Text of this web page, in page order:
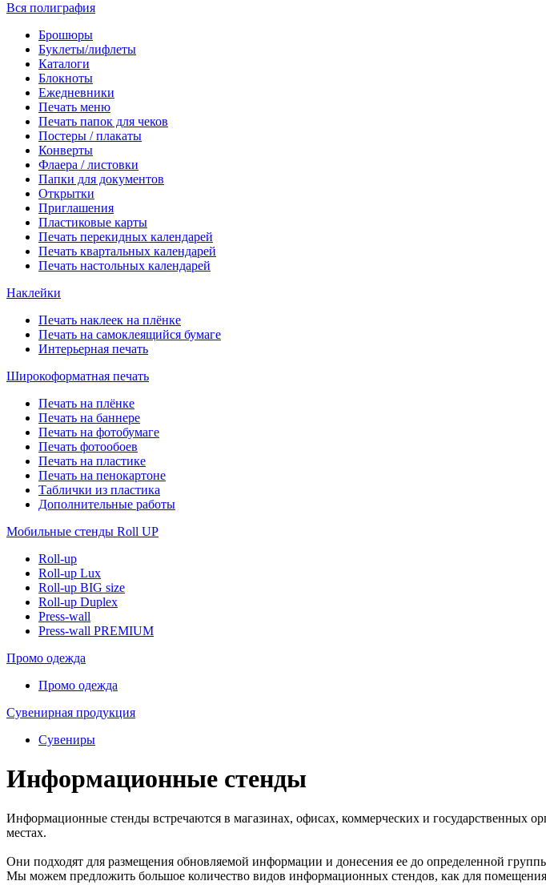
Вся полиграфия
Брошюры
Буклеты/лифлеты
Каталоги
Блокноты
Ежедневники
Печать меню
Печать папок для чеков
Постеры / плакаты
Конверты
Флаера / листовки
Папки для документов
Открытки
Приглашения
Пластиковые карты
Печать перекидных календарей
Печать квартальных календарей
Печать настольных календарей
Наклейки
Печать наклеек на плёнке
Печать на самоклеящийся бумаге
Интерьерная печать
Широкоформатная печать
Печать на плёнке
Печать на баннере
Печать на фотобумаге
Печать фотообоев
Печать на пластике
Печать на пенокартоне
Таблички из пластика
Дополнительные работы
Мобильные стенды Roll UP
Roll-up
Roll-up Lux
Roll-up BIG size
Roll-up Duplex
Press-wall
Press-wall PREMIUM
Промо одежда
Промо одежда
Сувенирная продукция
Сувениры
Информационные стенды
Информационные стенды встречаются в магазинах, офисах, коммерческих и государственных
местах.
Они подходят для размещения обновляемой информации и донесения ее до определенной
Мы можем предложить большое количество видов информационных стендов, как для